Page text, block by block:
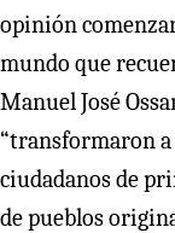
opinión
mundo que
Manuel José
“transformaron
ciudadanos de
de pueblos